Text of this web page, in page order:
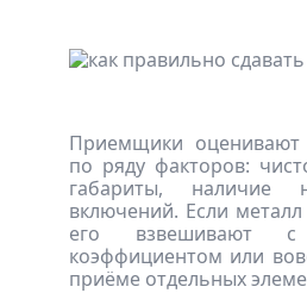
Приемщики
по ряду факторов:
габариты, наличие
включений. Если
его взвешивают
коэффициентом или
приёме отдельных